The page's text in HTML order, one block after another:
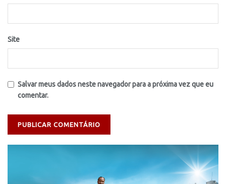
Site
Salvar meus dados neste navegador para a próxima vez que eu
comentar.